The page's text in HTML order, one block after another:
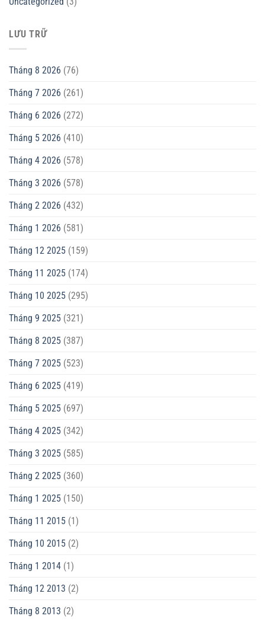
LƯU TRỮ
Tháng 8 2026 (76)
Tháng 7 2026 (261)
Tháng 6 2026 (272)
Tháng 5 2026 (410)
Tháng 4 2026 (578)
Tháng 3 2026 (578)
Tháng 2 2026 (432)
Tháng 1 2026 (581)
Tháng 12 2025 (159)
Tháng 11 2025 (174)
Tháng 10 2025 (295)
Tháng 9 2025 (321)
Tháng 8 2025 (387)
Tháng 7 2025 (523)
Tháng 6 2025 (419)
Tháng 5 2025 (697)
Tháng 4 2025 (342)
Tháng 3 2025 (585)
Tháng 2 2025 (360)
Tháng 1 2025 (150)
Tháng 11 2015 (1)
Tháng 10 2015 (2)
Tháng 1 2014 (1)
Tháng 12 2013 (2)
Tháng 8 2013 (2)